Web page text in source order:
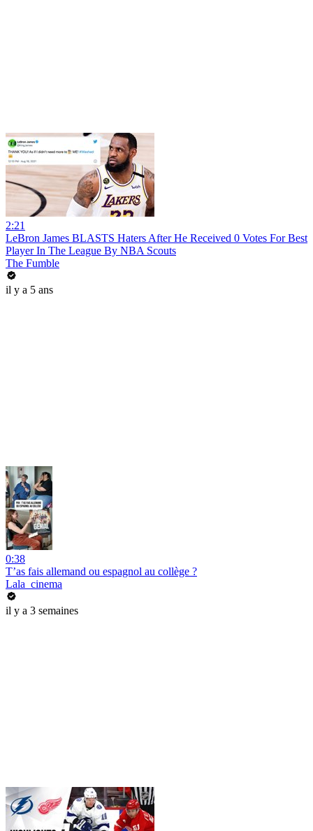
2:21
LeBron James BLASTS Haters After He Received 0 Votes For Best
Player In The League By NBA Scouts
The Fumble
il y a 5 ans
0:38
T’as fais allemand ou espagnol au collège ?
Lala_cinema
il y a 3 semaines